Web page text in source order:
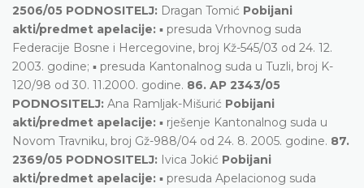
2506/05 PODNOSITELJ: Dragan Tomić Pobijani
akti/predmet apelacije: ▪ presuda Vrhovnog suda
Federacije Bosne i Hercegovine, broj Kž-545/03 od 24. 12.
2003. godine; ▪ presuda Kantonalnog suda u Tuzli, broj K-
120/98 od 30. 11.2000. godine. 86. AP 2343/05
PODNOSITELJ: Ana Ramljak-Mišurić Pobijani
akti/predmet apelacije: ▪ rješenje Kantonalnog suda u
Novom Travniku, broj Gž-988/04 od 24. 8. 2005. godine. 87.
2369/05 PODNOSITELJ: Ivica Jokić Pobijani
akti/predmet apelacije: ▪ presuda Apelacionog suda